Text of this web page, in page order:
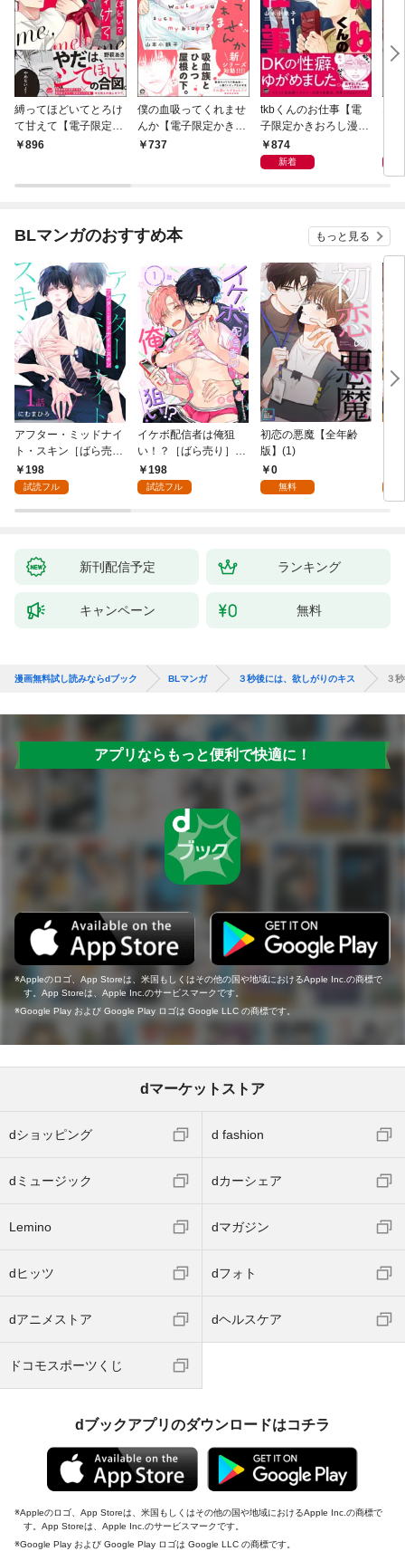
縛ってほどいてとろけ
て甘えて【電子限定か
きおろし漫画付】
896
僕の血吸ってくれませ
んか【電子限定かきお
ろし漫画付】 1
737
tkbくんのお仕事【電
子限定かきおろし漫画
付】 （1）
874
新着
BLマンガのおすすめ本 もっと見る
アフター・ミッドナイ
ト・スキン［ばら売
り］ 第1話
198
試読フル
イケボ配信者は俺狙
い！？［ばら売り］
第1話
198
試読フル
初恋の悪魔【全年齢
版】(1)
0
無料
新刊配信予定 ランキング
キャンペーン 無料
漫画無料試し読みならdブック BLマンガ ３秒後には、欲しがりのキス ３
アプリならもっと便利で快適に！
Appleのロゴ、App Storeは、米国もしくはその他の国や地域におけるApple Inc.の商標で
す。App Storeは、Apple Inc.のサービスマークです。
Google Play および Google Play ロゴは Google LLC の商標です。
dマーケットストア
dショッピング d fashion
dミュージック dカーシェア
Lemino dマガジン
dヒッツ dフォト
dアニメストア dヘルスケア
ドコモスポーツくじ
dブックアプリのダウンロードはコチラ
Appleのロゴ、App Storeは、米国もしくはその他の国や地域におけるApple Inc.の商標で
す。App Storeは、Apple Inc.のサービスマークです。
Google Play および Google Play ロゴは Google LLC の商標です。